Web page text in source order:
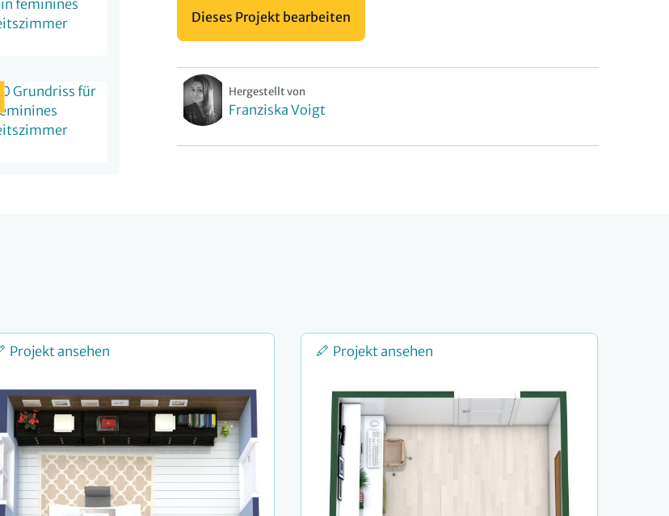
Dieses Projekt bearbeiten
Hergestellt von
Franziska Voigt
Projekt ansehen Projekt ansehen